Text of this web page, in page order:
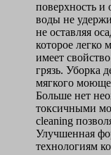
поверхность и
воды не
не оставляя
которое легко
имеет
грязь. Уборка
мягкого
Больше нет
токсичными
cleaning
Улучшенная
технологиям